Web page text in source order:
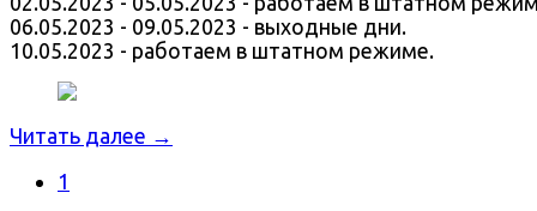
06.05.2023 - 09.05.2023 - выходные дни.
10.05.2023 - работаем в штатном режиме.
Читать далее →
1